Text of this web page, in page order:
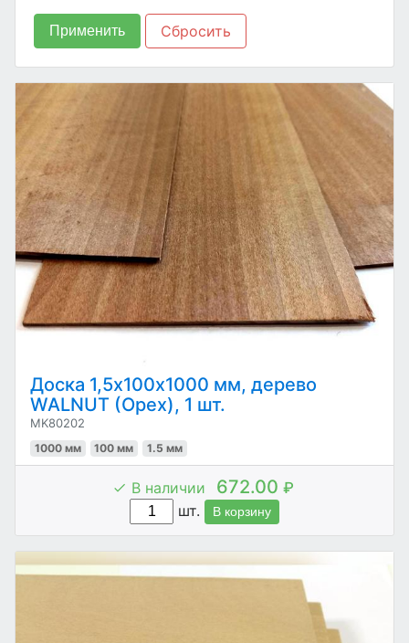
Применить Сбросить
Доска 1,5x100х1000 мм, дерево
WALNUT (Орех), 1 шт.
MK80202
1000 мм 100 мм 1.5 мм
В наличии 672.00 ₽
шт.
В корзину